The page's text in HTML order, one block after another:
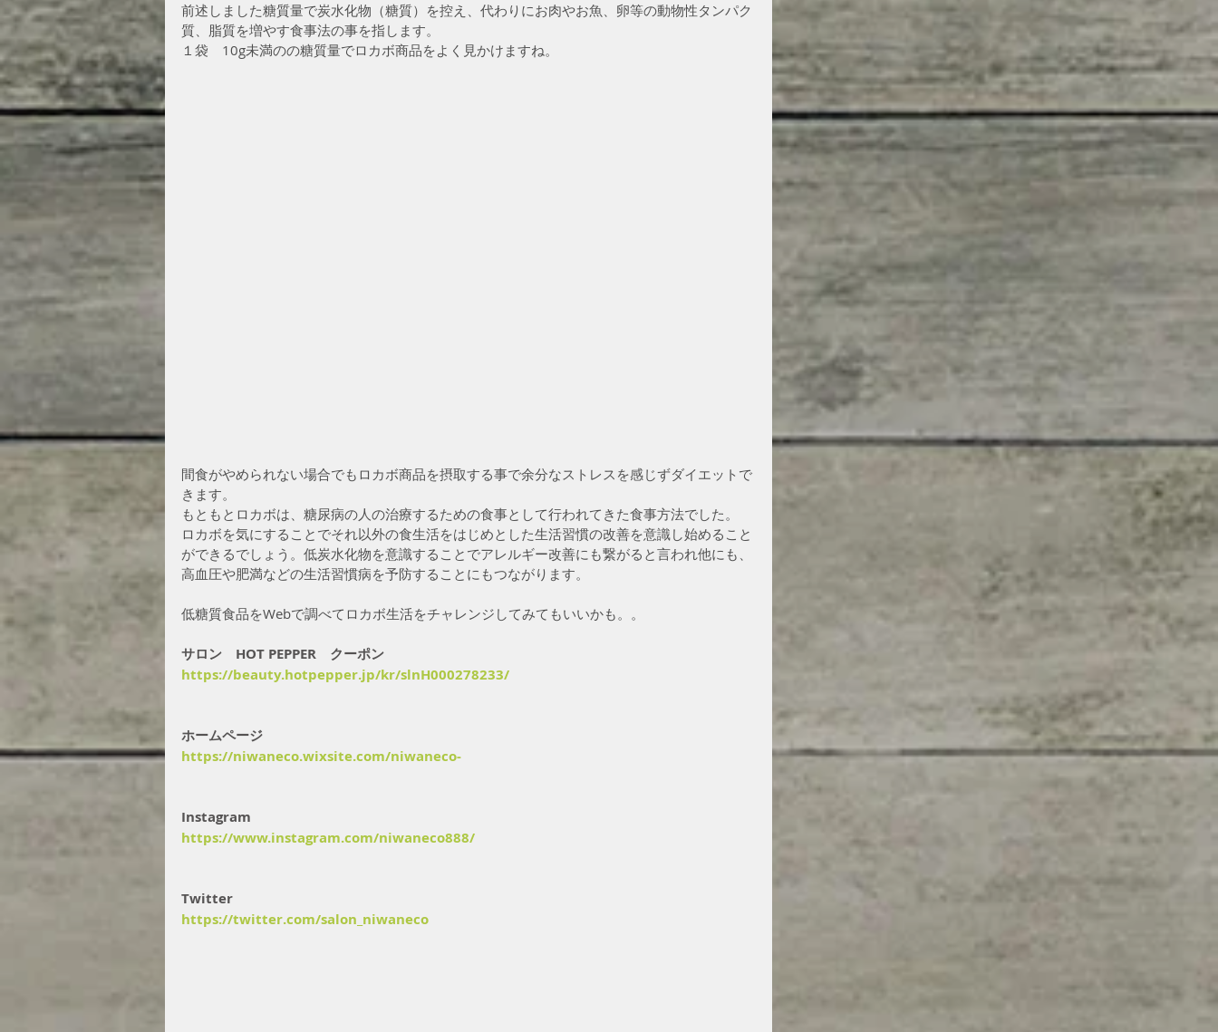
前述しました糖質量で炭水化物（糖質）を控え、代わりにお肉やお魚、卵等の動物性タンパク
質、脂質を増やす食事法の事を指します。
１袋　10g未満のの糖質量でロカボ商品をよく見かけますね。
間食がやめられない場合でもロカボ商品を摂取する事で余分なストレスを感じずダイエットで
きます。
もともとロカボは、糖尿病の人の治療するための食事として行われてきた食事方法でした。
ロカボを気にすることでそれ以外の食生活をはじめとした生活習慣の改善を意識し始めること
ができるでしょう。低炭水化物を意識することでアレルギー改善にも繋がると言われ他にも、
高血圧や肥満などの生活習慣病を予防することにもつながります。
低糖質食品をWebで調べてロカボ生活をチャレンジしてみてもいいかも。。
サロン　HOT PEPPER　クーポン
https://beauty.hotpepper.jp/kr/slnH000278233/
ホームページ
https://niwaneco.wixsite.com/niwaneco-
Instagram
https://www.instagram.com/niwaneco888/
Twitter
https://twitter.com/salon_niwaneco